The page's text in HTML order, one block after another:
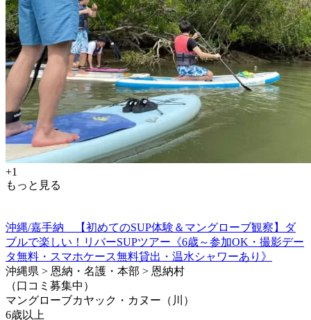
+1
もっと見る
沖縄/嘉手納 【初めてのSUP体験＆マングローブ観察】ダ
ブルで楽しい！リバーSUPツアー《6歳～参加OK・撮影デー
タ無料・スマホケース無料貸出・温水シャワーあり》
沖縄県 > 恩納・名護・本部 > 恩納村
（口コミ募集中）
マングローブカヤック・カヌー（川）
6歳以上